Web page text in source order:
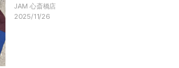
JAM 心斎橋店
2025/11/26